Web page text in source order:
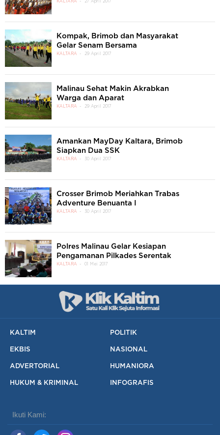
KALTARA 27 April 2017
Kompak, Brimob dan Masyarakat
Gelar Senam Bersama
KALTARA 29 April 2017
Malinau Sehat Makin Akrabkan
Warga dan Aparat
KALTARA 29 April 2017
Amankan MayDay Kaltara, Brimob
Siapkan Dua SSK
KALTARA 30 April 2017
Crosser Brimob Meriahkan Trabas
Adventure Benuanta I
KALTARA 30 April 2017
Polres Malinau Gelar Kesiapan
Pengamanan Pilkades Serentak
KALTARA 01 Mei 2017
KALTIM POLITIK
EKBIS NASIONAL
ADVERTORIAL HUMANIORA
HUKUM & KRIMINAL INFOGRAFIS
Ikuti Kami: